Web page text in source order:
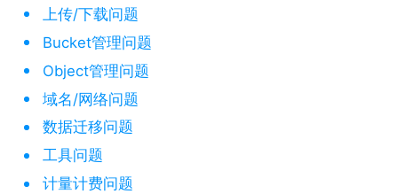
上传/下载问题
Bucket管理问题
Object管理问题
域名/网络问题
数据迁移问题
工具问题
计量计费问题